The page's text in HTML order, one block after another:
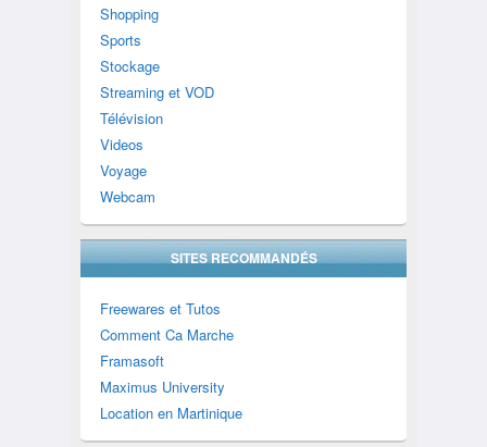
Shopping
Sports
Stockage
Streaming et VOD
Télévision
Videos
Voyage
Webcam
SITES RECOMMANDÉS
Freewares et Tutos
Comment Ca Marche
Framasoft
Maximus University
Location en Martinique